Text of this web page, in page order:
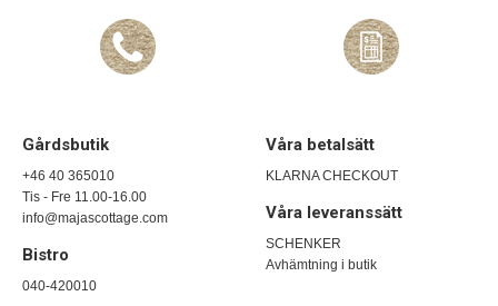
Gårdsbutik
+46 40 365010
Tis - Fre 11.00-16.00
info@majascottage.com
Bistro
040-420010
Våra betalsätt
KLARNA CHECKOUT
Våra leveranssätt
SCHENKER
Avhämtning i butik